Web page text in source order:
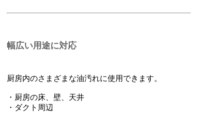
幅広い用途に対応
厨房内のさまざまな油汚れに使用できます。
・厨房の床、壁、天井
・ダクト周辺